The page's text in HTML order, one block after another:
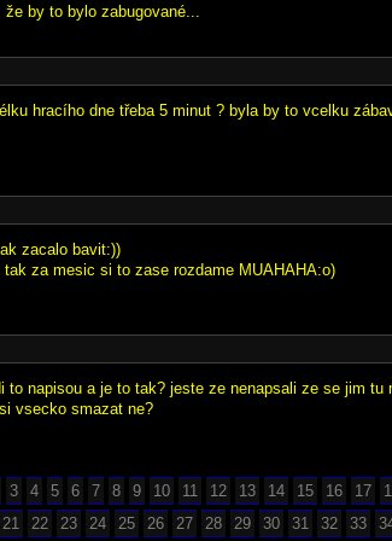
by to bylo zabugované...
hracího dne třeba 5 minut ? byla by to vcelku
zacalo bavit:))
tak za mesic si to zase rozdame MUAHAHA:o)
to napisou a je to tak? jeste ze nenapsali ze se jim tu
vsecko smazat ne?
3 4 5 6 7 8 9 10 11 12 13 14 15 16 17
21 22 23 24 25 26 27 28 29 30 31 32 33